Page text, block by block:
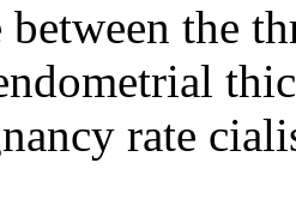
between the
rate